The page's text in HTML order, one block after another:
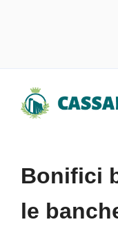
Bonifici
le